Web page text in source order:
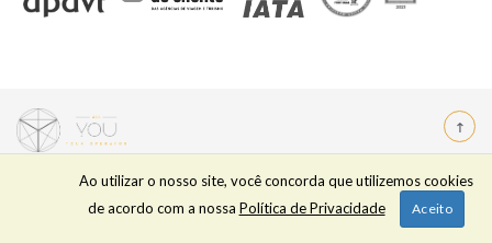
YOU TOUR OPERATOR| RNAVT 6280 | © 2022 Todos os
Direitos Reservados | Powered byOPTIGEST
Ao utilizar o nosso site, você concorda que utilizemos cookies
de acordo com a nossa Política de Privacidade Aceito